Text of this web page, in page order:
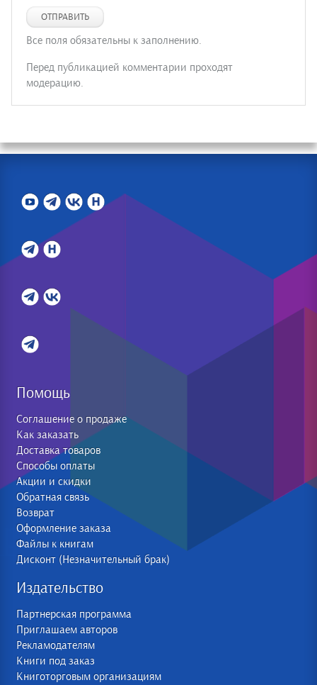
ОТПРАВИТЬ
Все поля обязательны к заполнению.
Перед публикацией комментарии проходят
модерацию.
Помощь
Соглашение о продаже
Как заказать
Доставка товаров
Способы оплаты
Акции и скидки
Обратная связь
Возврат
Оформление заказа
Файлы к книгам
Дисконт (Незначительный брак)
Издательство
Партнерская программа
Приглашаем авторов
Рекламодателям
Книги под заказ
Книготорговым организациям